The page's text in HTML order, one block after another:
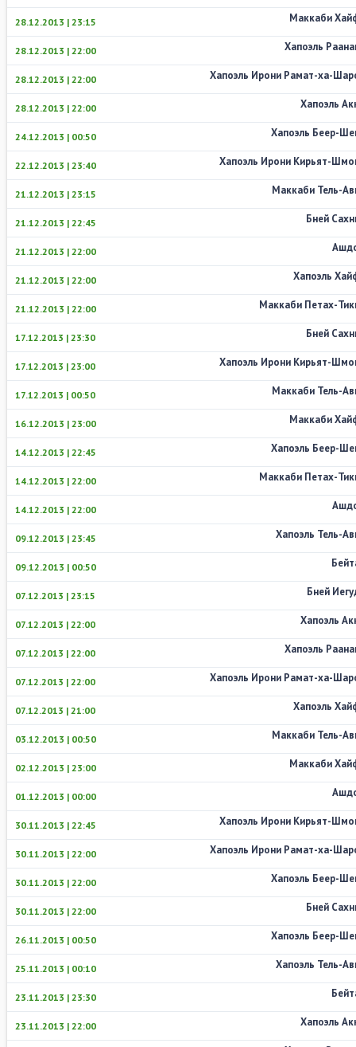
28.12.2013 | 23:15 Маккаби
28.12.2013 | 22:00 Хапоэль
28.12.2013 | 22:00 Хапоэль Ирони Рамат-ха-
28.12.2013 | 22:00 Хапоэль
24.12.2013 | 00:50 Хапоэль Беер-
22.12.2013 | 23:40 Хапоэль Ирони Кирьят-
21.12.2013 | 23:15 Маккаби Тель-
21.12.2013 | 22:45 Бней
21.12.2013 | 22:00
21.12.2013 | 22:00 Хапоэль
21.12.2013 | 22:00 Маккаби Петах-
17.12.2013 | 23:30 Бней
17.12.2013 | 23:00 Хапоэль Ирони Кирьят-
17.12.2013 | 00:50 Маккаби Тель-
16.12.2013 | 23:00 Маккаби
14.12.2013 | 22:45 Хапоэль Беер-
14.12.2013 | 22:00 Маккаби Петах-
14.12.2013 | 22:00
09.12.2013 | 23:45 Хапоэль Тель-
09.12.2013 | 00:50
07.12.2013 | 23:15 Бней
07.12.2013 | 22:00 Хапоэль
07.12.2013 | 22:00 Хапоэль
07.12.2013 | 22:00 Хапоэль Ирони Рамат-ха-
07.12.2013 | 21:00 Хапоэль
03.12.2013 | 00:50 Маккаби Тель-
02.12.2013 | 23:00 Маккаби
01.12.2013 | 00:00
30.11.2013 | 22:45 Хапоэль Ирони Кирьят-
30.11.2013 | 22:00 Хапоэль Ирони Рамат-ха-
30.11.2013 | 22:00 Хапоэль Беер-
30.11.2013 | 22:00 Бней
26.11.2013 | 00:50 Хапоэль Беер-
25.11.2013 | 00:10 Хапоэль Тель-
23.11.2013 | 23:30
23.11.2013 | 22:00 Хапоэль